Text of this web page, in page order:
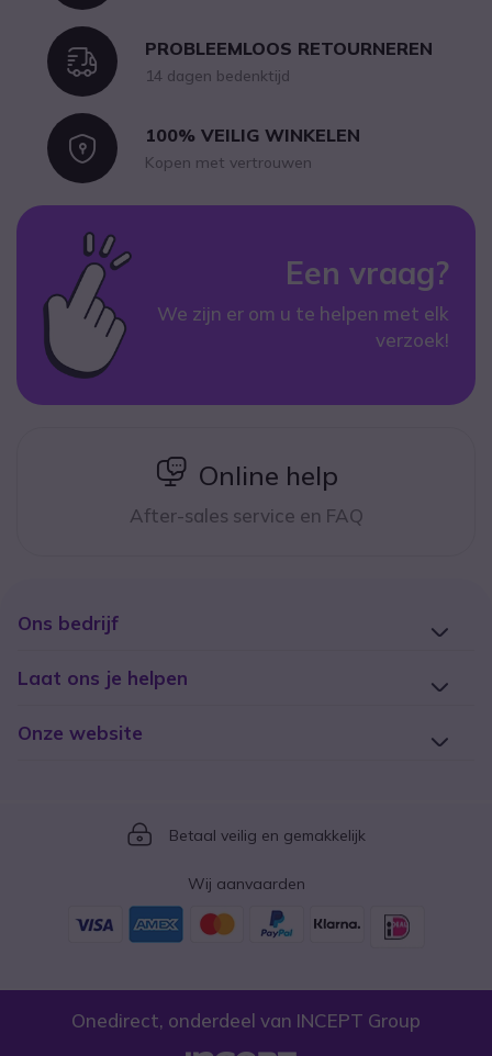
IconPROBLEEMLOOS RETOURNEREN
14 dagen bedenktijd
Icon100% VEILIG WINKELEN
Kopen met vertrouwen
Een vraag?
We zijn er om u te helpen met elk
verzoek!
icon
Online help
After-sales service en FAQ
Ons bedrijf
Laat ons je helpen
Onze website
Icon
Betaal veilig en gemakkelijk
Wij aanvaarden
Onedirect, onderdeel van INCEPT Group